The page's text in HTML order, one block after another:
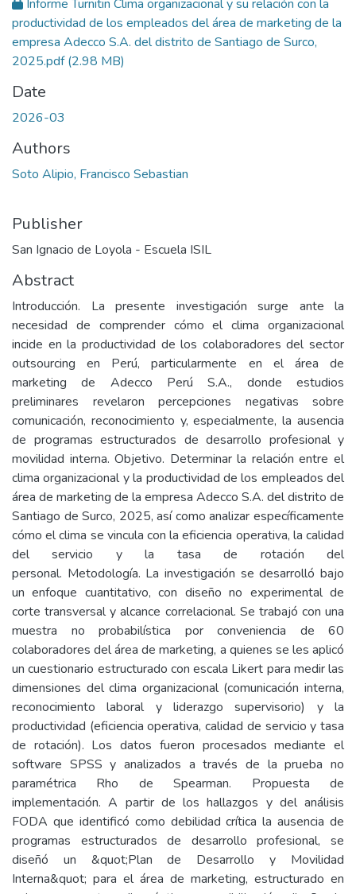
Informe Turnitin Clima organizacional y su relación con la
productividad de los empleados del área de marketing de la
empresa Adecco S.A. del distrito de Santiago de Surco,
2025.pdf(2.98 MB)
Date
2026-03
Authors
Soto Alipio, Francisco Sebastian
Publisher
San Ignacio de Loyola - Escuela ISIL
Abstract
Introducción. La presente investigación surge ante la
necesidad de comprender cómo el clima organizacional
incide en la productividad de los colaboradores del sector
outsourcing en Perú, particularmente en el área de
marketing de Adecco Perú S.A., donde estudios
preliminares revelaron percepciones negativas sobre
comunicación, reconocimiento y, especialmente, la ausencia
de programas estructurados de desarrollo profesional y
movilidad interna. Objetivo. Determinar la relación entre el
clima organizacional y la productividad de los empleados del
área de marketing de la empresa Adecco S.A. del distrito de
Santiago de Surco, 2025, así como analizar específicamente
cómo el clima se vincula con la eficiencia operativa, la calidad
del servicio y la tasa de rotación del
personal. Metodología. La investigación se desarrolló bajo
un enfoque cuantitativo, con diseño no experimental de
corte transversal y alcance correlacional. Se trabajó con una
muestra no probabilística por conveniencia de 60
colaboradores del área de marketing, a quienes se les aplicó
un cuestionario estructurado con escala Likert para medir las
dimensiones del clima organizacional (comunicación interna,
reconocimiento laboral y liderazgo supervisorio) y la
productividad (eficiencia operativa, calidad de servicio y tasa
de rotación). Los datos fueron procesados mediante el
software SPSS y analizados a través de la prueba no
paramétrica Rho de Spearman. Propuesta de
implementación. A partir de los hallazgos y del análisis
FODA que identificó como debilidad crítica la ausencia de
programas estructurados de desarrollo profesional, se
diseñó un &quot;Plan de Desarrollo y Movilidad
Interna&quot; para el área de marketing, estructurado en